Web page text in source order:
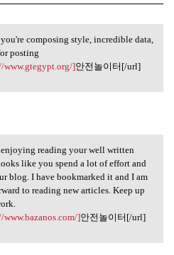
composing
composing style, incredible data,
posting
www.gtegypt.org/]안전놀이터[/url]
enjoying reading
reading your well written
like you spend a lot of effort and
blog. I have bookmarked it and I am
to reading new articles. Keep up
www.bazanos.com/]안전놀이터[/url]